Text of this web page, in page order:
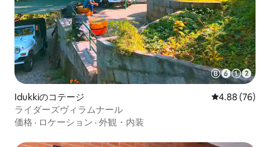
Idukkiのコテージ レビュー76
4.88 (76)
ライダーズヴィラムナール
価格 · ロケーション · 外観・内装